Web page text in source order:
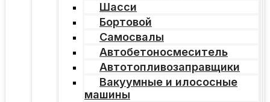
Шасси
Бортовой
Самосвалы
Автобетоносмеситель
Автотопливозаправщики
Вакуумные и илососные
машины